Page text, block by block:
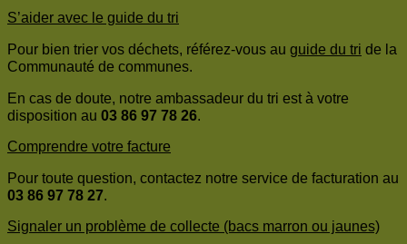
S’aider avec le guide du tri
Pour bien trier vos déchets, référez-vous au guide du tri de la
Communauté de communes.
En cas de doute, notre ambassadeur du tri est à votre
disposition au 03 86 97 78 26.
Comprendre votre facture
Pour toute question, contactez notre service de facturation au
03 86 97 78 27.
Signaler un problème de collecte (bacs marron ou jaunes)